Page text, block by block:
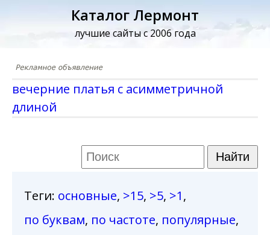
Каталог Лермонт
лучшие сайты с 2006 года
вечерние платья с асимметричной
длиной
Теги: основные, >15, >5, >1,
по буквам, по частоте, популярные,